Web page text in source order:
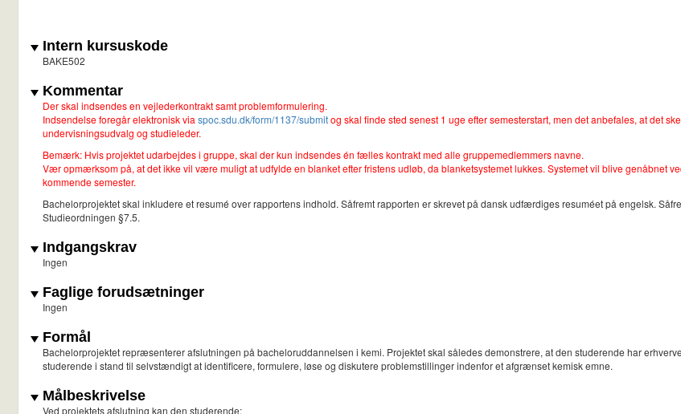
Intern kursuskode
BAKE502
Kommentar
Der skal indsendes en vejlederkontrakt samt problemformulering.
Indsendelse foregår elektronisk viaspoc.sdu.dk/form/1137/submitog skal finde sted senest 1 uge efter semesterstart, men det anbefales, at det
undervisningsudvalg og studieleder.
Bemærk: Hvis projektet udarbejdes i gruppe, skal der kun indsendes én fælles kontrakt med alle gruppemedlemmers navne.
Vær opmærksom på, at det ikke vil være muligt at udfylde en blanket efter fristens udløb, da blanketsystemet lukkes. Systemet vil blive genåbnet
kommende semester.
Bachelorprojektet skal inkludere et resumé over rapportens indhold. Såfremt rapporten er skrevet på dansk udfærdiges resuméet på engelsk.
Studieordningen §7.5.
Indgangskrav
Ingen
Faglige forudsætninger
Ingen
Formål
Bachelorprojektet repræsenterer afslutningen på bacheloruddannelsen i kemi. Projektet skal således demonstrere, at den studerende har
studerende i stand til selvstændigt at identificere, formulere, løse og diskutere problemstillinger indenfor et afgrænset kemisk emne.
Målbeskrivelse
Ved projektets afslutning kan den studerende: